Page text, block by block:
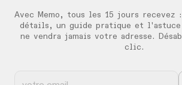
Avec Memo, tous les 15 jours recevez :
détails, un guide pratique et l'astuce
ne vendra jamais votre adresse.
clic.